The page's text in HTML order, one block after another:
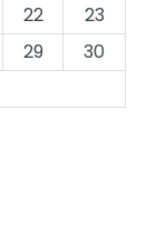
22
23
29
30